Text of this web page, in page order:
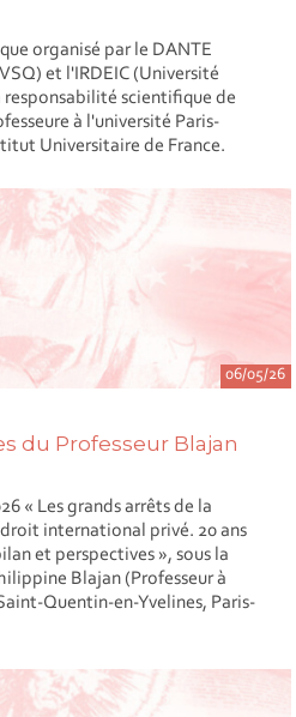
organisé par le DANTE
et l'IRDEIC (Université
responsabilité scientifique de
à l'université Paris-
Universitaire de France.
06/05/26
du Professeur Blajan
« Les grands arrêts de la
international privé. 20 ans
et perspectives », sous la
Blajan (Professeur à
Quentin-en-Yvelines, Paris-